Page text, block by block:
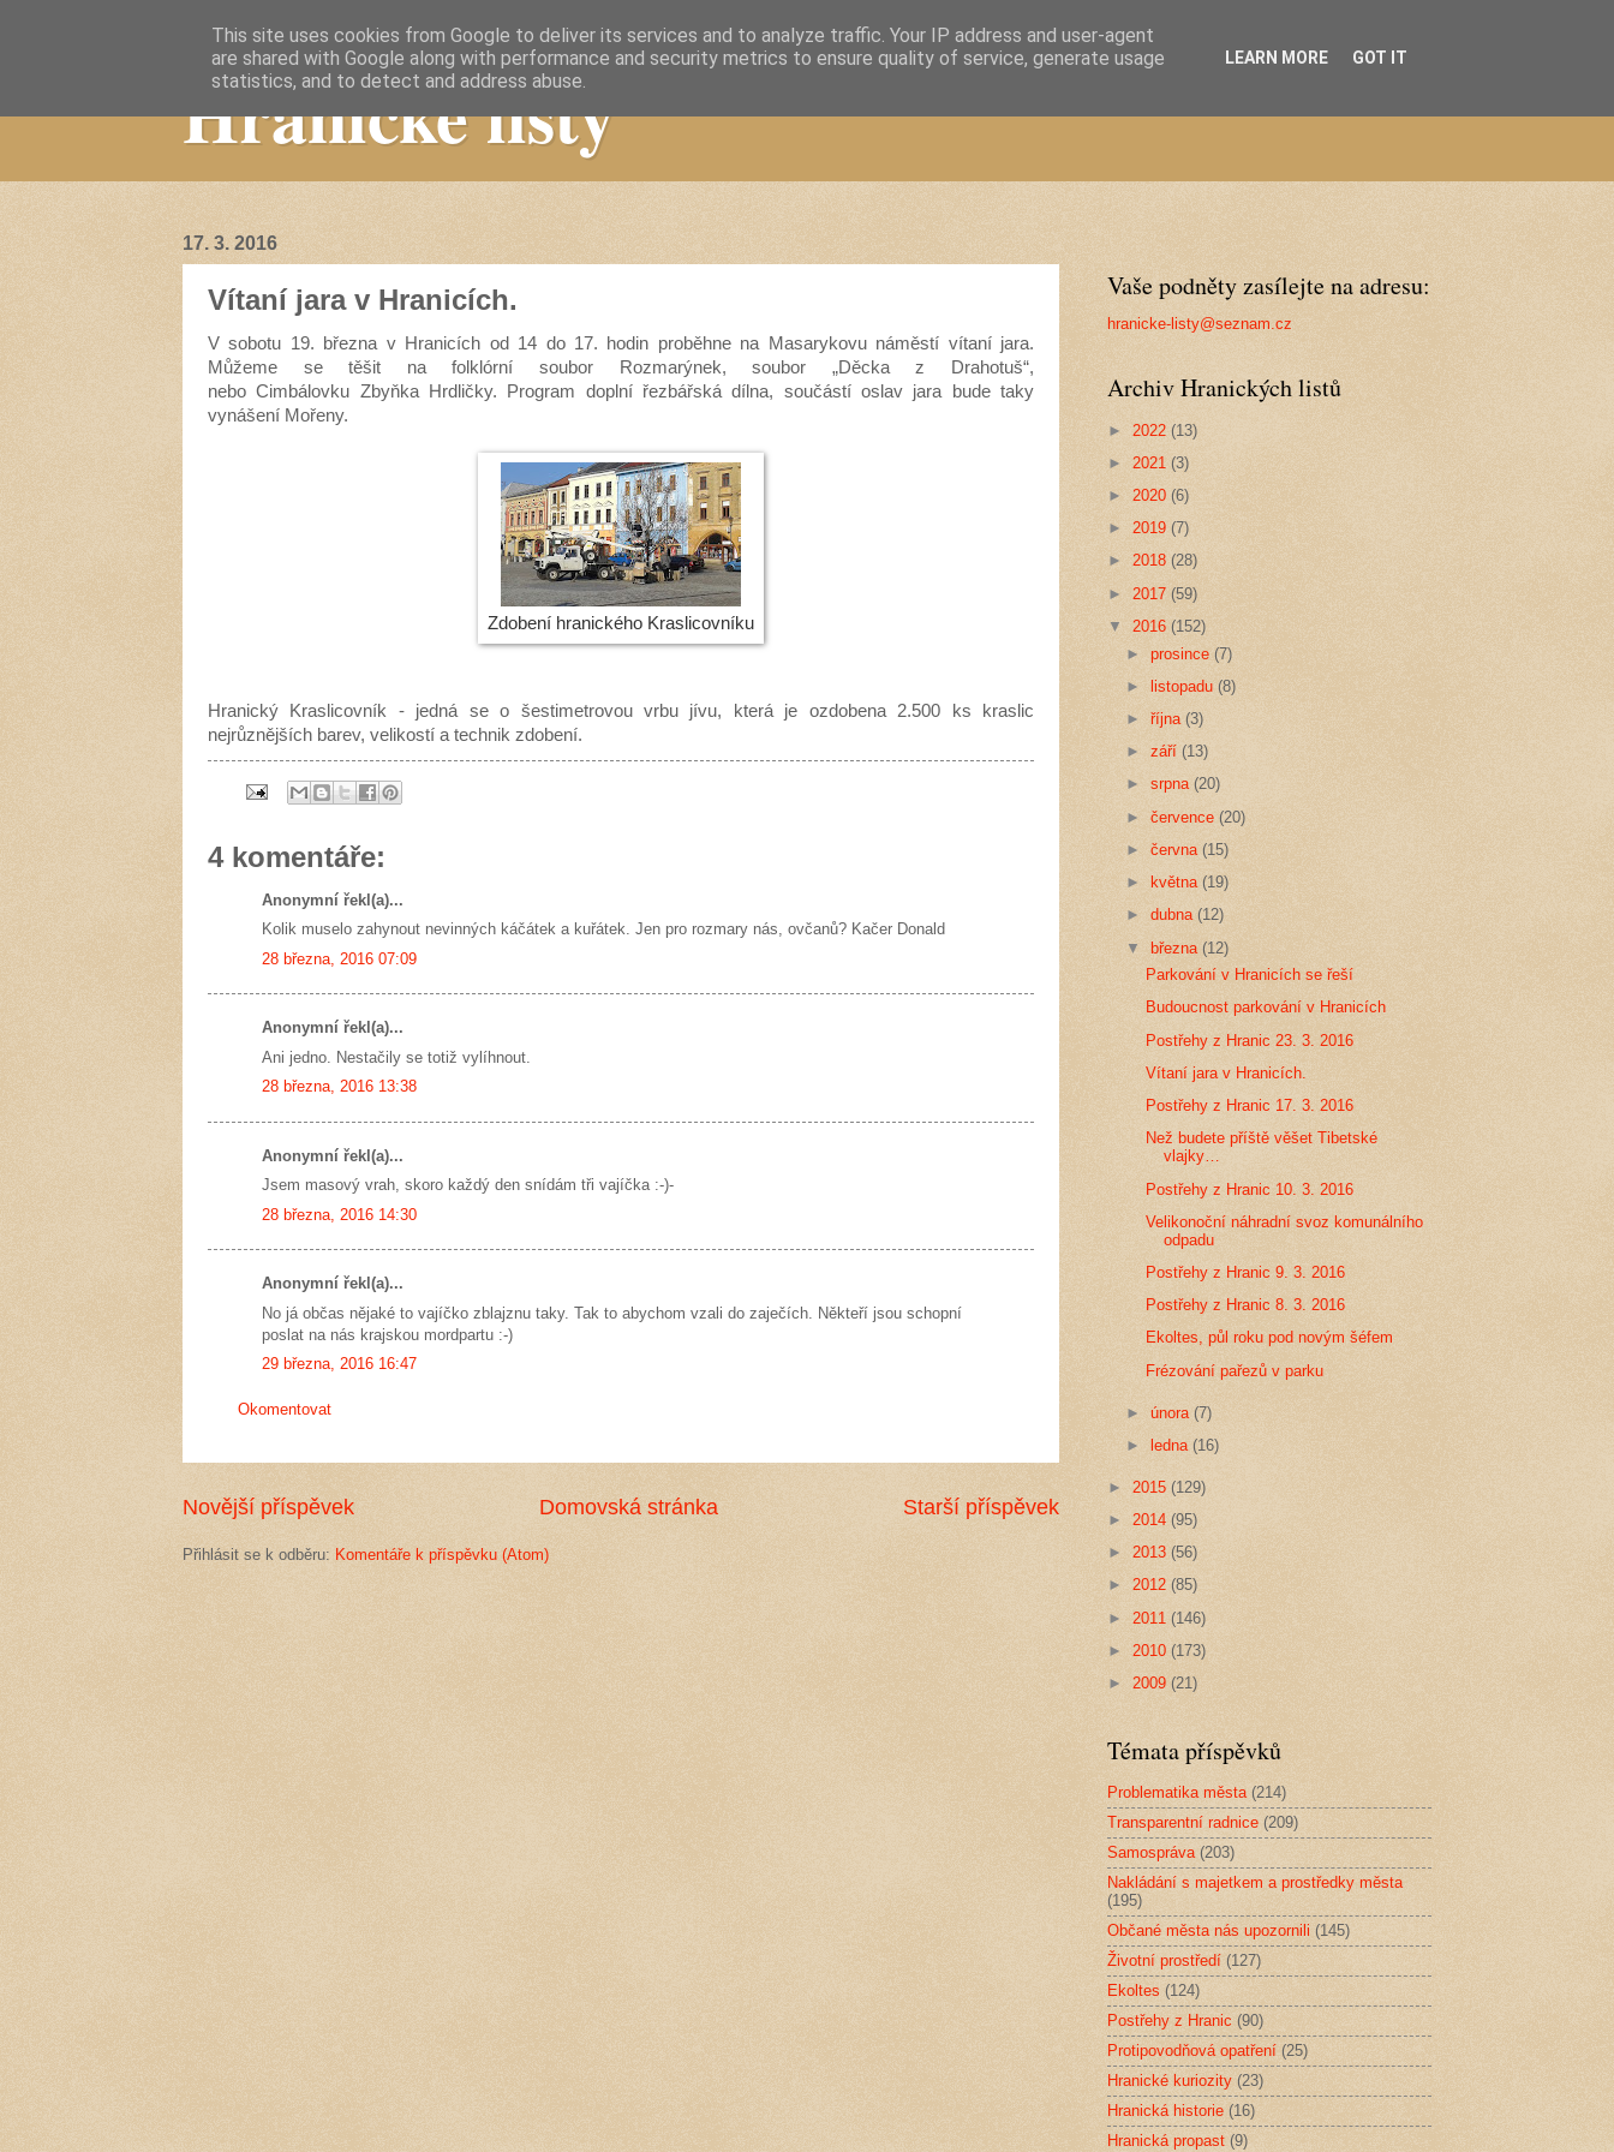
Hranické listy
17. 3. 2016
Vítaní jara v Hranicích.
V sobotu 19. března v Hranicích od 14 do 17. hodin proběhne na Masarykovu náměstí vítaní jara.
Můžeme se těšit nafolklórní soubor Rozmarýnek, soubor „Děcka z Drahotuš“,
neboCimbálovku Zbyňka Hrdličky. Program doplní řezbářská dílna, součástí oslav jara bude taky
vynášení Mořeny.
Zdobení hranického Kraslicovníku
Hranický Kraslicovník - jedná se o šestimetrovou vrbu jívu, která je ozdobena 2.500 ks kraslic
nejrůznějších barev, velikostí a technik zdobení.
4 komentáře:
Anonymní řekl(a)...
Kolik muselo zahynout nevinných káčátek a kuřátek. Jen pro rozmary nás, ovčanů? Kačer Donald
28 března, 2016 07:09
Anonymní řekl(a)...
Ani jedno. Nestačily se totiž vylíhnout.
28 března, 2016 13:38
Anonymní řekl(a)...
Jsem masový vrah, skoro každý den snídám tři vajíčka :-)-
28 března, 2016 14:30
Anonymní řekl(a)...
No já občas nějaké to vajíčko zblajznu taky. Tak to abychom vzali do zaječích. Někteří jsou schopní
poslat na nás krajskou mordpartu :-)
29 března, 2016 16:47
Okomentovat
Novější příspěvek Starší příspěvek
Domovská stránka
Přihlásit se k odběru: Komentáře k příspěvku (Atom)
Vaše podněty zasílejte na adresu:
hranicke-listy@seznam.cz
Archiv Hranických listů
► 2022 (13)
► 2021 (3)
► 2020 (6)
► 2019 (7)
► 2018 (28)
► 2017 (59)
▼ 2016 (152)
►prosince(7)
►
listopadu (8)
►října(3)
►září (13)
►srpna(20)
►července(20)
►června(15)
►
května (19)
►dubna(12)
▼března(12)
Parkování v Hranicích se řeší
Budoucnost parkování v Hranicích
Postřehy z Hranic 23. 3. 2016
Vítaní jara v Hranicích.
Postřehy z Hranic 17. 3. 2016
Než budete příště věšet Tibetské
vlajky…
Postřehy z Hranic 10. 3. 2016
Velikonoční náhradní svoz komunálního
odpadu
Postřehy z Hranic 9. 3. 2016
Postřehy z Hranic 8. 3. 2016
Ekoltes, půl roku pod novým šéfem
Frézování pařezů v parku
►února(7)
►
ledna (16)
► 2015 (129)
► 2014 (95)
► 2013 (56)
► 2012 (85)
► 2011 (146)
► 2010 (173)
► 2009 (21)
Témata příspěvků
Problematika města (214)
Transparentní radnice (209)
Samospráva (203)
Nakládání s majetkem a prostředky města
(195)
Občané města nás upozornili (145)
Životní prostředí (127)
Ekoltes (124)
Postřehy z Hranic (90)
Protipovodňová opatření (25)
Hranické kuriozity (23)
Hranická historie (16)
Hranická propast (9)
This site uses cookies from Google to deliver its services and to analyze traffic. Your IP address and user-agent
are shared with Google along with performance and security metrics to ensure quality of service, generate usage
statistics, and to detect and address abuse.
LEARN MORE GOT IT